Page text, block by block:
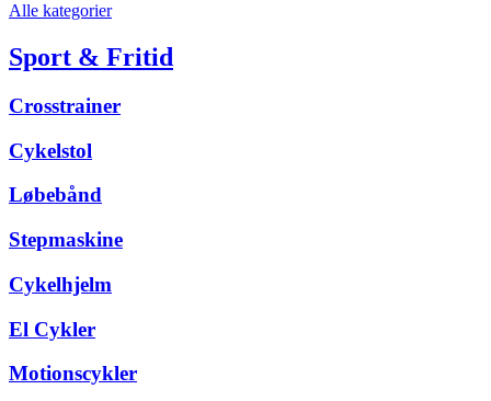
Alle kategorier
Sport & Fritid
Crosstrainer
Cykelstol
Løbebånd
Stepmaskine
Cykelhjelm
El Cykler
Motionscykler